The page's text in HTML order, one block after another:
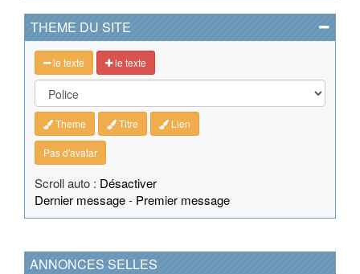
THEME DU SITE
le texte le texte
Theme Titre Lien
Pas d'avatar
Scroll auto : Désactiver
Dernier message- Premier message
ANNONCES SELLES